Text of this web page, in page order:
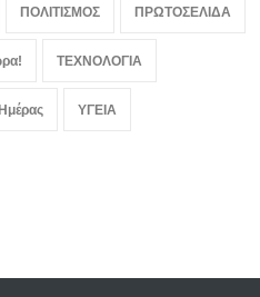
ΠΟΛΙΤΙΣΜΟΣ ΠΡΩΤΟΣΕΛΙΔΑ
ΤΕΧΝΟΛΟΓΙΑ
ΥΓΕΙΑ